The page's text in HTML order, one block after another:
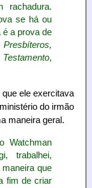
rachadura.
se há ou
é a prova de
,
ele exercitava
do irmão
maneira geral.
Watchman
trabalhei,
maneira que
fim de criar